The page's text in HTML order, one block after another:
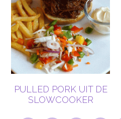
PULLED PORK UIT DE
SLOWCOOKER